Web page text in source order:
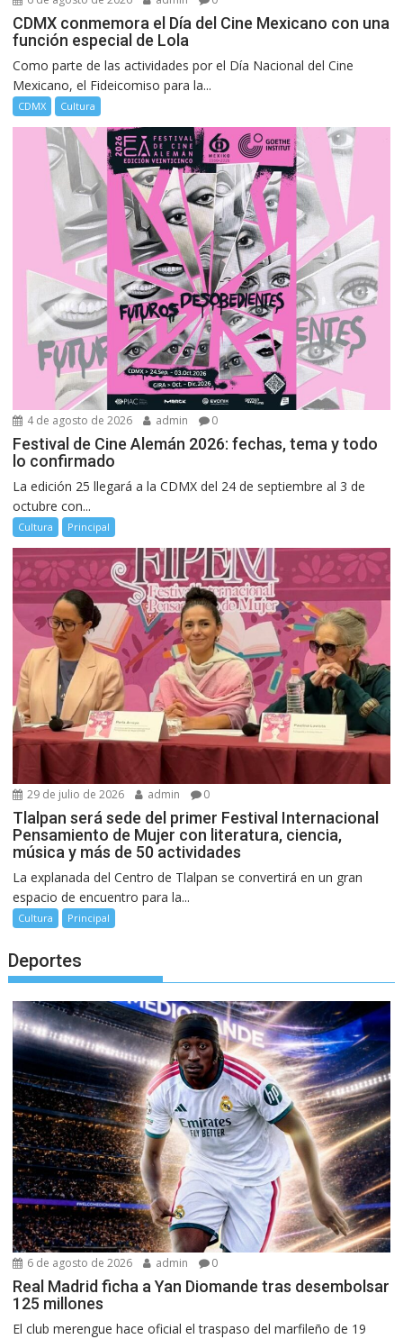
CDMX conmemora el Día del Cine Mexicano con una
función especial de Lola
Como parte de las actividades por el Día Nacional del Cine
Mexicano, el Fideicomiso para la...
CDMX Cultura
4 de agosto de 2026 admin 0
Festival de Cine Alemán 2026: fechas, tema y todo
lo confirmado
La edición 25 llegará a la CDMX del 24 de septiembre al 3 de
octubre con...
Cultura Principal
29 de julio de 2026 admin 0
Tlalpan será sede del primer Festival Internacional
Pensamiento de Mujer con literatura, ciencia,
música y más de 50 actividades
La explanada del Centro de Tlalpan se convertirá en un gran
espacio de encuentro para la...
Cultura Principal
Deportes
6 de agosto de 2026 admin 0
Real Madrid ficha a Yan Diomande tras desembolsar
125 millones
El club merengue hace oficial el traspaso del marfileño de 19